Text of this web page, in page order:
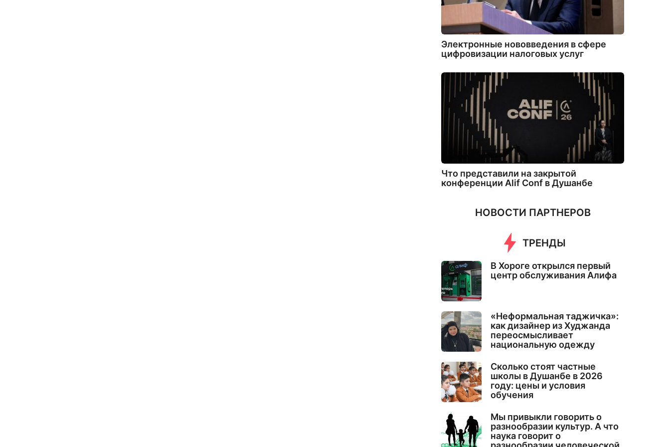
Электронные нововведения в сфере
цифровизации налоговых услуг
Что представили на закрытой
конференции Alif Conf в Душанбе
НОВОСТИ ПАРТНЕРОВ
ТРЕНДЫ
В Хороге открылся первый
центр обслуживания Алифа
«Неформальная таджичка»:
как дизайнер из Худжанда
переосмысливает
национальную одежду
Сколько стоят частные
школы в Душанбе в 2026
году: цены и условия
обучения
Мы привыкли говорить о
разнообразии культур. А что
наука говорит о